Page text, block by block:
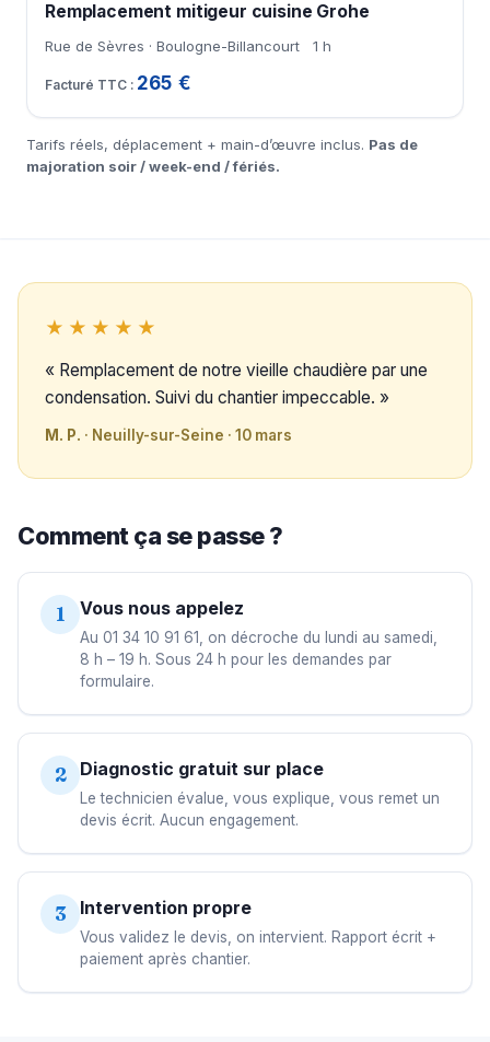
Remplacement mitigeur cuisine Grohe
Rue de Sèvres · Boulogne-Billancourt 1 h
265 €
Tarifs réels, déplacement + main-d’œuvre inclus. Pas de
majoration soir / week-end / fériés.
★★★★★
« Remplacement de notre vieille chaudière par une
condensation. Suivi du chantier impeccable. »
M. P. · Neuilly-sur-Seine · 10 mars
Comment ça se passe ?
1 Vous nous appelez
Au 01 34 10 91 61, on décroche du lundi au samedi,
8 h – 19 h. Sous 24 h pour les demandes par
formulaire.
2 Diagnostic gratuit sur place
Le technicien évalue, vous explique, vous remet un
devis écrit. Aucun engagement.
3 Intervention propre
Vous validez le devis, on intervient. Rapport écrit +
paiement après chantier.